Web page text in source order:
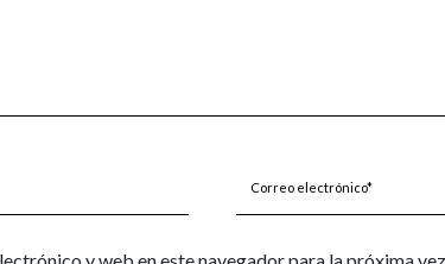
electrónico*